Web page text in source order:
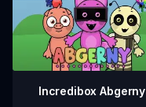
Incredibox Abgerny